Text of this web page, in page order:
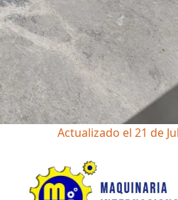
Actualizado el 21 de